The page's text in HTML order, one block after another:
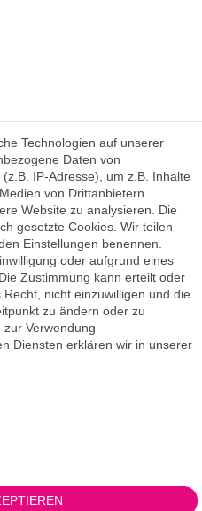
für Lieferungen innerhalb
Technologien auf unserer
Daten von
IP-Adresse), um z.B. Inhalte
von Drittanbietern
Website zu analysieren. Die
gesetzte Cookies. Wir teilen
Einstellungen benennen.
oder aufgrund eines
Zustimmung kann erteilt oder
nicht einzuwilligen und die
zu ändern oder zu
Verwendung
Diensten erklären wir in unserer